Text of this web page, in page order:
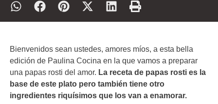
Bienvenidos sean ustedes, amores míos, a esta bella
edición de Paulina Cocina en la que vamos a preparar
una papas rosti del amor. La receta de papas rosti es la
base de este plato pero también tiene otro
ingredientes riquísimos que los van a enamorar.